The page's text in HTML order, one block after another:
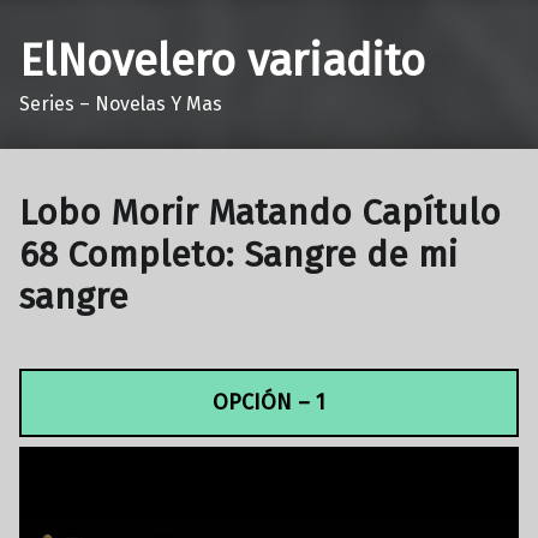
ElNovelero variadito
Series – Novelas Y Mas
Lobo Morir Matando Capítulo
68 Completo: Sangre de mi
sangre
OPCIÓN – 1